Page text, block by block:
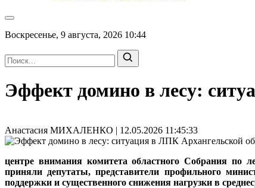
Воскресенье, 9 августа, 2026 10:44
Эффект домино в лесу:
Анастасия МИХАЛЕНКО | 12.05.2026 11:45:33
центре внимания комитета областного Собрания по
приняли депутаты, представители профильного
поддержки и существенного снижения нагрузки в